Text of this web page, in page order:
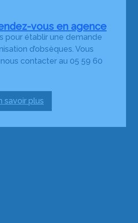
vous en agence
pour établir une demande
d’obsèques. Vous
contacter au 05 59 60
savoir plus
:
de